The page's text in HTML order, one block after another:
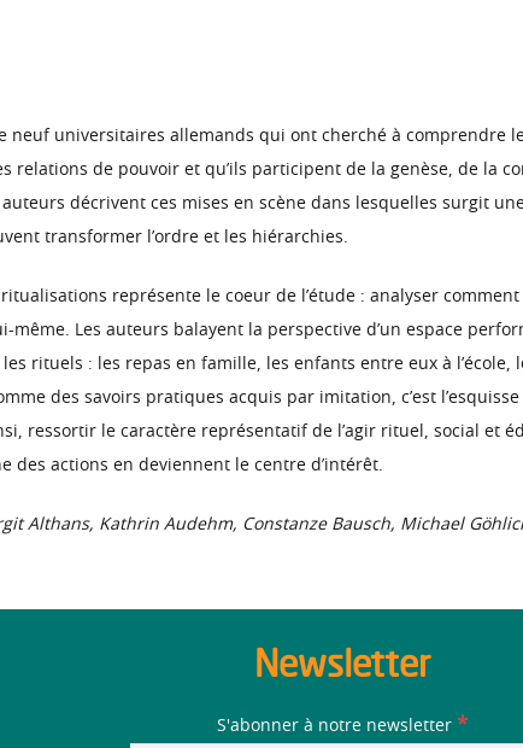
neuf universitaires allemands qui ont cherché à comprendre
relations de pouvoir et qu’ils participent de la genèse, de la
décrivent ces mises en scène dans lesquelles surgit
transformer l’ordre et les hiérarchies.
représente le coeur de l’étude : analyser
Les auteurs balayent la perspective d’un espace
rituels : les repas en famille, les enfants entre eux à
des savoirs pratiques acquis par imitation, c’est
ressortir le caractère représentatif de l’agir rituel, social et
des actions en deviennent le centre d’intérêt.
Althans, Kathrin Audehm, Constanze Bausch, Michael
Newsletter
S'abonner à notre newsletter *